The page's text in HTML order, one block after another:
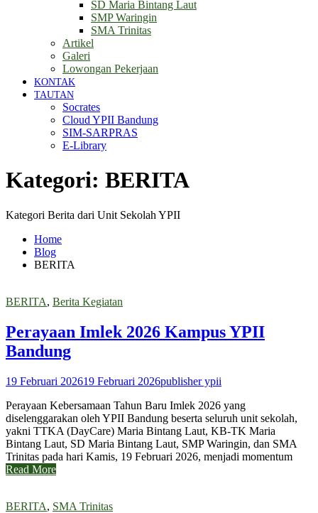
SD Maria Bintang Laut
SMP Waringin
SMA Trinitas
Artikel
Galeri
Lowongan Pekerjaan
KONTAK
TAUTAN
Socrates
Cloud YPII Bandung
SIM-SARPRAS
E-Library
Kategori: BERITA
Kategori Berita dari Unit Sekolah YPII
Home
Blog
BERITA
BERITA, Berita Kegiatan
Perayaan Imlek 2026 Kampus YPII
Bandung
19 Februari 202619 Februari 2026publisher ypii
Perayaan Kebersamaan Tahun Baru Imlek 2026 yang
diselenggarakan oleh YPII Bandung beserta seluruh unit sekolah,
yakni TTKA (DayCare) Maria Bintang Laut, KB-TK Maria
Bintang Laut, SD Maria Bintang Laut, SMP Waringin, dan SMA
Trinitas pada hari Kamis, 19 Februari 2026, menjadi momentum
Read More
BERITA, SMA Trinitas